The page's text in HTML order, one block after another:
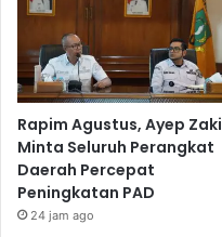
Rapim Agustus, Ayep Zaki
Minta Seluruh Perangkat
Daerah Percepat
Peningkatan PAD
24 jam ago